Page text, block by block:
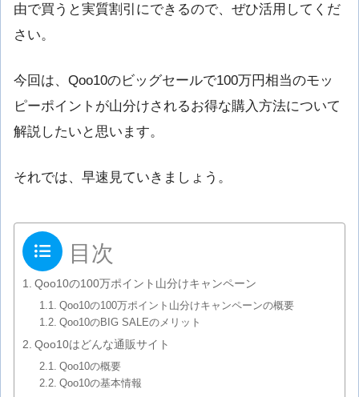
由で買うと実質割引にできるので、ぜひ活用してくだ
さい。
今回は、Qoo10のビッグセールで100万円相当のモッ
ピーポイントが山分けされるお得な購入方法について
解説したいと思います。
それでは、早速見ていきましょう。
目次
Qoo10の100万ポイント山分けキャンペーン
Qoo10の100万ポイント山分けキャンペーンの概要
Qoo10のBIG SALEのメリット
Qoo10はどんな通販サイト
Qoo10の概要
Qoo10の基本情報